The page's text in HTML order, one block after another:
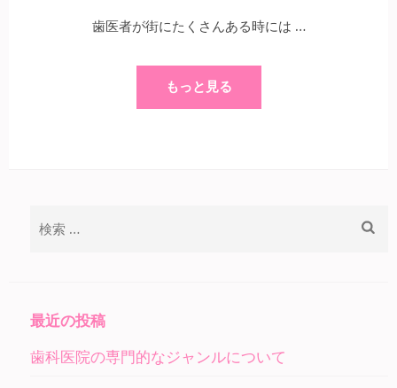
歯医者が街にたくさんある時には …
もっと見る
最近の投稿
歯科医院の専門的なジャンルについて